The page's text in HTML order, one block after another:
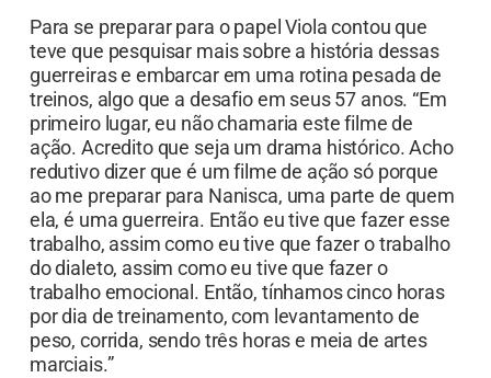
Para se preparar para o papel Viola contou que
teve que pesquisar mais sobre a história dessas
guerreiras e embarcar em uma rotina pesada de
treinos, algo que a desafio em seus 57 anos. “Em
primeiro lugar, eu não chamaria este filme de
ação. Acredito que seja um drama histórico. Acho
redutivo dizer que é um filme de ação só porque
ao me preparar para Nanisca, uma parte de quem
ela, é uma guerreira. Então eu tive que fazer esse
trabalho, assim como eu tive que fazer o trabalho
do dialeto, assim como eu tive que fazer o
trabalho emocional. Então, tínhamos cinco horas
por dia de treinamento, com levantamento de
peso, corrida, sendo três horas e meia de artes
marciais.”